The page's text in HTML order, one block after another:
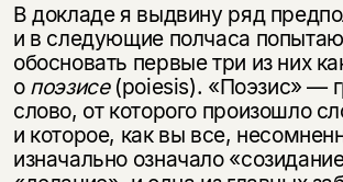
В докладе я выдвину ряд
и в следующие полчаса
обосновать первые три из них
о поэзисе (poiesis). «Поэзис» —
слово, от которого произошло
и которое, как вы все,
изначально означало